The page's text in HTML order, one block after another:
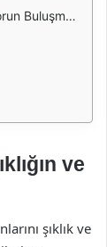
Noktası
ve
şıklık ve